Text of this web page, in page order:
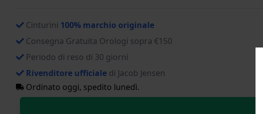
Cinturini 100% marchio originale
Consegna Gratuita Orologi sopra €150
Periodo di reso di 30 giorni
Rivenditore ufficiale di Jacob Jensen
Ordinato oggi, spedito lunedì.